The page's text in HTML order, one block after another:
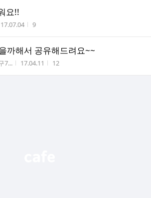
요!!
작성시간
17.07.04 조회수
9
까해서 공유해드려요~~
7... 작성시간
17.04.11 조회수
12